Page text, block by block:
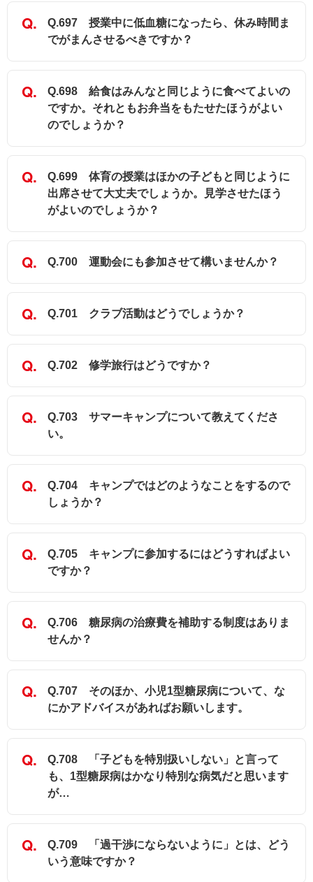
Q.697 授業中に低血糖になったら、休み時間ま
でがまんさせるべきですか？
Q.698 給食はみんなと同じように食べてよいの
ですか。それともお弁当をもたせたほうがよい
のでしょうか？
Q.699 体育の授業はほかの子どもと同じように
出席させて大丈夫でしょうか。見学させたほう
がよいのでしょうか？
Q.700 運動会にも参加させて構いませんか？
Q.701 クラブ活動はどうでしょうか？
Q.702 修学旅行はどうですか？
Q.703 サマーキャンプについて教えてくださ
い。
Q.704 キャンプではどのようなことをするので
しょうか？
Q.705 キャンプに参加するにはどうすればよい
ですか？
Q.706 糖尿病の治療費を補助する制度はありま
せんか？
Q.707 そのほか、小児1型糖尿病について、な
にかアドバイスがあればお願いします。
Q.708 「子どもを特別扱いしない」と言って
も、1型糖尿病はかなり特別な病気だと思います
が…
Q.709 「過干渉にならないように」とは、どう
いう意味ですか？